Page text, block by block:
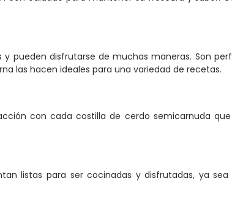
pueden disfrutarse de muchas maneras. Son
las hacen ideales para una variedad de recetas.
con cada costilla de cerdo semicarnuda
listas para ser cocinadas y disfrutadas, ya